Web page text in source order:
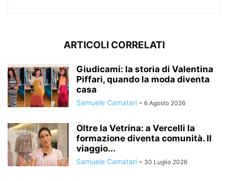
ARTICOLI CORRELATI
Giudicami: la storia di Valentina
Piffari, quando la moda diventa
casa
Samuele Camatari - 6 Agosto 2026
Oltre la Vetrina: a Vercelli la
formazione diventa comunità. Il
viaggio...
Samuele Camatari - 30 Luglio 2026